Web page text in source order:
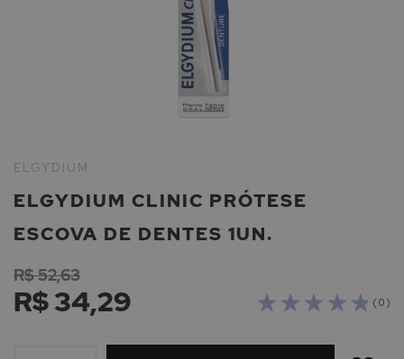
para
início
Galeria
imagens
ELGYDIUM CLINIC PRÓTESE
ESCOVA DE DENTES 1UN.
ELGYDIUM
( 0 )
R$ 34,29
R$ 52,63
ADICIONAR